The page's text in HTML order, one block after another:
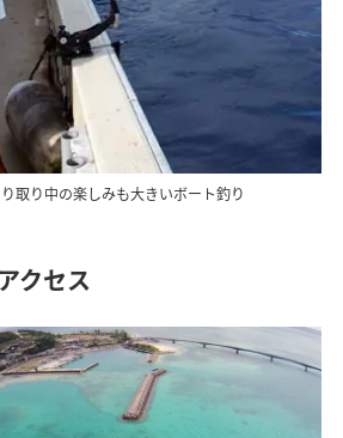
取り中の楽しみも大きいボート釣り
クセス